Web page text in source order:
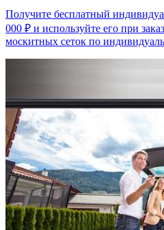
Получите бесплатный
000 ₽ и используйте его при
москитных сеток по